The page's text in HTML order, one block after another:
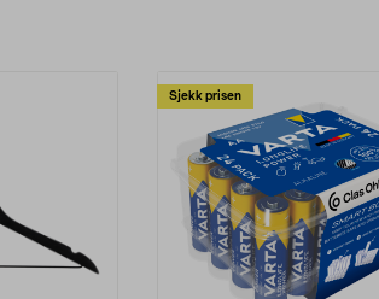
Sjekk prisen